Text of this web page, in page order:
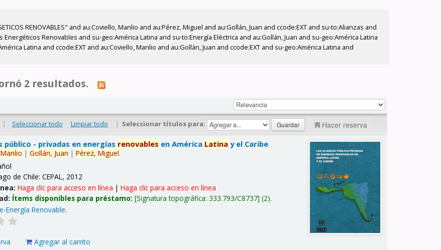
RENOVABLES" and au:Coviello, Manlio and au:Pérez, Miguel and au:Gollán, Juan and ccode:EXT and su-to:Alianzas and
Renovables and su-geo:América Latina and su-to:Energía Eléctrica and au:Gollán, Juan and su-geo:América Latina
Latina and ccode:EXT and au:Coviello, Manlio and au:Gollán, Juan and ccode:EXT and su-geo:América Latina and
2 resultados.
| Seleccionar todo Limpiar todo | Seleccionar títulos para: Hacer reserva
público - privadas en energías renovables en América Latina y el Caribe
Manlio |Gollán, Juan |Pérez, Miguel.
de Chile: CEPAL, 2012
Haga clic para acceso en línea |Haga clic para acceso en línea
Ítems disponibles para préstamo: Signatura topográfica:333.793/C8737 (2).
Energía Renovable.
Agregar al carrito